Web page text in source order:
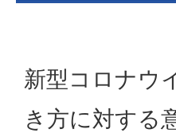
新型コロナウ
き方に対する